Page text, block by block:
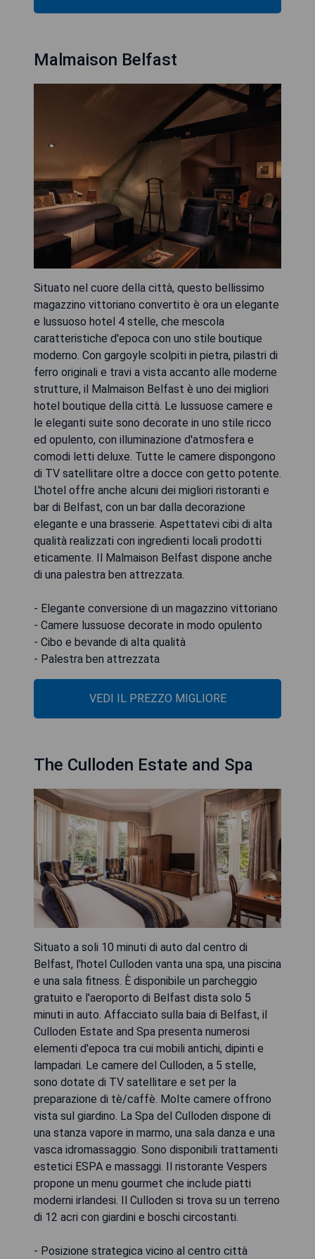
Malmaison Belfast
Situato nel cuore della città, questo bellissimo
magazzino vittoriano convertito è ora un elegante
e lussuoso hotel 4 stelle, che mescola
caratteristiche d'epoca con uno stile boutique
moderno. Con gargoyle scolpiti in pietra, pilastri di
ferro originali e travi a vista accanto alle moderne
strutture, il Malmaison Belfast è uno dei migliori
hotel boutique della città. Le lussuose camere e
le eleganti suite sono decorate in uno stile ricco
ed opulento, con illuminazione d'atmosfera e
comodi letti deluxe. Tutte le camere dispongono
di TV satellitare oltre a docce con getto potente.
L'hotel offre anche alcuni dei migliori ristoranti e
bar di Belfast, con un bar dalla decorazione
elegante e una brasserie. Aspettatevi cibi di alta
qualità realizzati con ingredienti locali prodotti
eticamente. Il Malmaison Belfast dispone anche
di una palestra ben attrezzata.
- Elegante conversione di un magazzino vittoriano
- Camere lussuose decorate in modo opulento
- Cibo e bevande di alta qualità
- Palestra ben attrezzata
VEDI IL PREZZO MIGLIORE
The Culloden Estate and Spa
Situato a soli 10 minuti di auto dal centro di
Belfast, l'hotel Culloden vanta una spa, una piscina
e una sala fitness. È disponibile un parcheggio
gratuito e l'aeroporto di Belfast dista solo 5
minuti in auto. Affacciato sulla baia di Belfast, il
Culloden Estate and Spa presenta numerosi
elementi d'epoca tra cui mobili antichi, dipinti e
lampadari. Le camere del Culloden, a 5 stelle,
sono dotate di TV satellitare e set per la
preparazione di tè/caffè. Molte camere offrono
vista sul giardino. La Spa del Culloden dispone di
una stanza vapore in marmo, una sala danza e una
vasca idromassaggio. Sono disponibili trattamenti
estetici ESPA e massaggi. Il ristorante Vespers
propone un menu gourmet che include piatti
moderni irlandesi. Il Culloden si trova su un terreno
di 12 acri con giardini e boschi circostanti.
- Posizione strategica vicino al centro città